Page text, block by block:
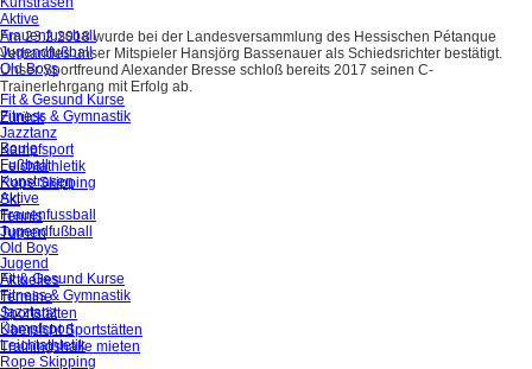
Aktive
Frauenfussball
Jugendfußball
Old Boys
Fit & Gesund Kurse
Fitness & Gymnastik
Jazztanz
Kampfsport
Leichtathletik
Rope Skipping
Ski
Tennis
Turnen
Jugend
Aktuelles
Termine
Sportstätten
Übersicht Sportstätten
Trainingshalle mieten
Am 23.2.2018 wurde bei der Landesversammlung des Hessischen Pétanque
Verbandes unser Mitspieler Hansjörg Bassenauer als Schiedsrichter bestätigt.
Unser Sportfreund Alexander Bresse schloß bereits 2017 seinen C-
Trainerlehrgang mit Erfolg ab.
Zurück
Boule
Fußball
Kunstrasen
Aktive
Frauenfussball
Jugendfußball
Old Boys
Fit & Gesund Kurse
Fitness & Gymnastik
Jazztanz
Kampfsport
Leichtathletik
Rope Skipping